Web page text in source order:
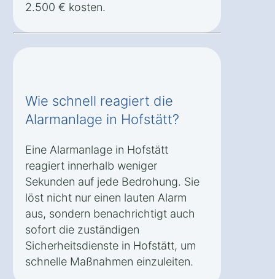
2.500 € kosten.
Wie schnell reagiert die
Alarmanlage in Hofstätt?
Eine Alarmanlage in Hofstätt
reagiert innerhalb weniger
Sekunden auf jede Bedrohung. Sie
löst nicht nur einen lauten Alarm
aus, sondern benachrichtigt auch
sofort die zuständigen
Sicherheitsdienste in Hofstätt, um
schnelle Maßnahmen einzuleiten.